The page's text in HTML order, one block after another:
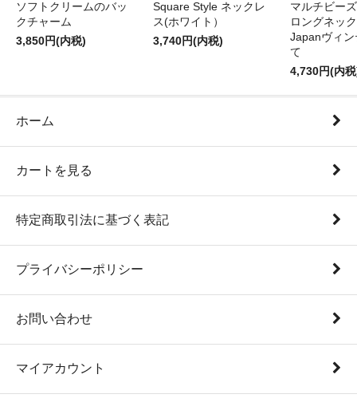
ソフトクリームのバッ
クチャーム
3,850円(内税)
Square Style ネックレ
ス(ホワイト）
3,740円(内税)
マルチビー
ロングネッ
Japanヴィ
て
4,730円(内
ホーム
カートを見る
特定商取引法に基づく表記
プライバシーポリシー
お問い合わせ
マイアカウント